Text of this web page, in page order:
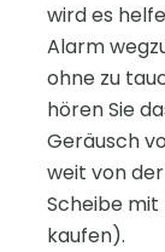
wird es
Alarm
ohne zu
hören Sie
Geräusch
weit von
Scheibe
kaufen).